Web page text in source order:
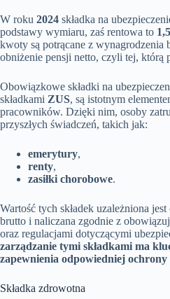
W roku 2024 składka na
podstawy wymiaru, zaś rentowa to
kwoty są potrącane z wynagrodzenia
obniżenie pensji netto, czyli tej, którą
Obowiązkowe składki na
składkami ZUS, są istotnym
pracowników. Dzięki nim, osoby
przyszłych świadczeń, takich jak:
emerytury,
renty,
zasiłki chorobowe.
Wartość tych składek uzależniona
brutto i naliczana zgodnie z
oraz regulacjami dotyczącymi
zarządzanie tymi składkami ma
zapewnienia odpowiedniej ochrony
Składka zdrowotna